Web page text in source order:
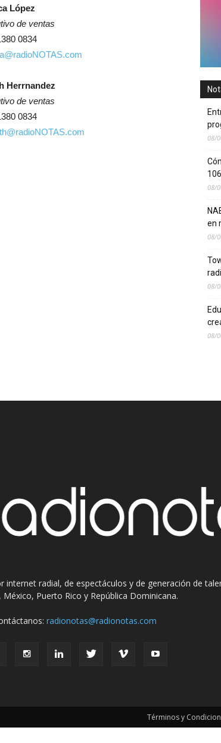
López
de ventas
0834
Herrnandez
de ventas
0834
08/
08/
en
08/
08/
08/
radial, de espectáculos y de generación de
México, Puerto Rico y República Dominicana.
radionotas@radionotas.com
Términos y